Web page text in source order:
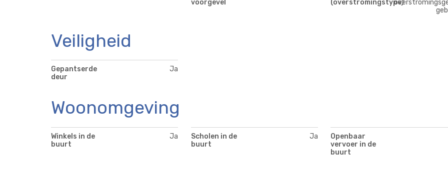
voorgevel
(overstromingstype)
Veiligheid
Gepantserde
deur
Ja
Woonomgeving
Winkels in de
buurt
Ja
Scholen in de
buurt
Ja
Openbaar
vervoer in de
buurt